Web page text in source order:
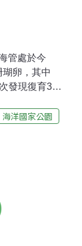
管處於今
瑚卵，其中
發現復育3年
事件中，珊瑚
開始進行復育
復育機制。早
開始，由中山
年調查顯示，
於東沙環礁內
盡相同，因此
處表示，今年
海洋國家公園